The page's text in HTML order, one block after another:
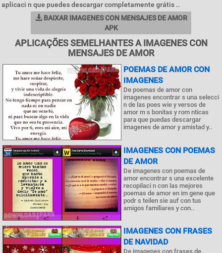
aplicaci n que puedes descargar completamente grátis ..
BAIXAR IMAGENES CON MENSAJES DE AMOR
APK
APLICAÇÕES SEMELHANTES A IMAGENES CON
MENSAJES DE AMOR
POEMAS DE AMOR CON
IMAGENES
De poemas de amor con
imagenes encontrar s una selecci
n de las poes wie y versos de
amor m s bonitas y rom nticas
para que puedas descargar
imagenes de amor y amistad y..
IMAGENES CON POEMAS
DE AMOR
De imagenes con poemas de
amor encontrar s una excelente
recopilaci n con las mejores
poemas de amor en im gene que
podr s teilen sie auf con tus
amigos familiares y con..
IMAGENES CON FRASES
DE NAVIDAD
De imagenes con frases de